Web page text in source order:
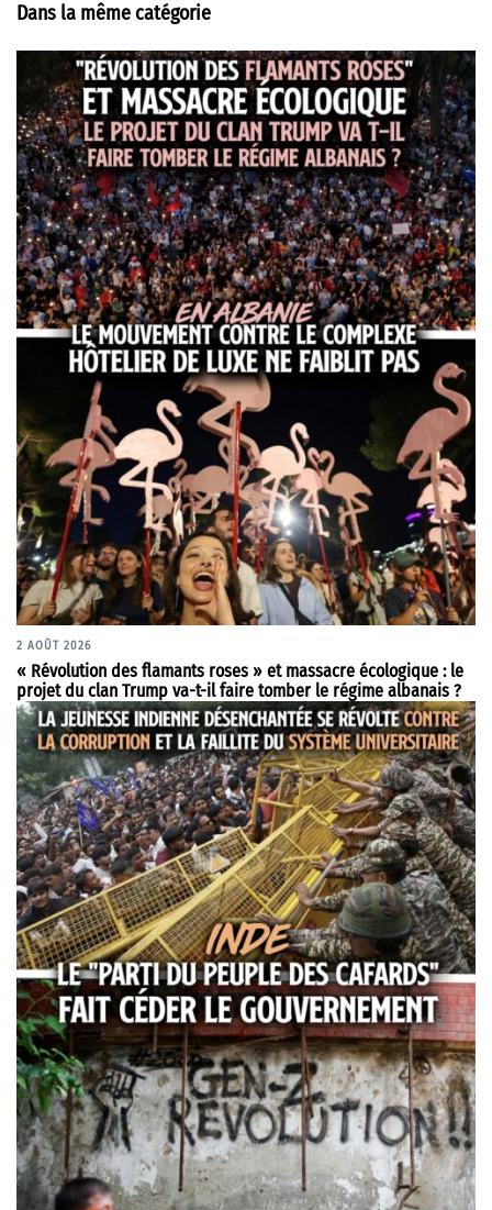
Dans la même catégorie
2 AOÛT 2026
« Révolution des flamants roses » et massacre écologique : le
projet du clan Trump va-t-il faire tomber le régime albanais ?